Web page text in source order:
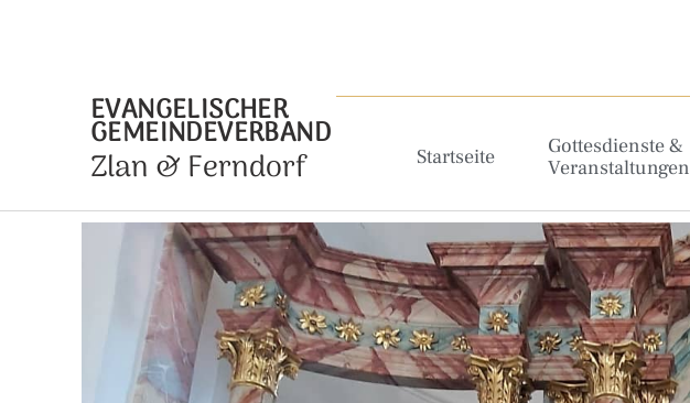
EVANGELISCHER
GEMEINDEVERBAND
Zlan & Ferndorf Startseite
Gottesdienste &
Veranstaltungen